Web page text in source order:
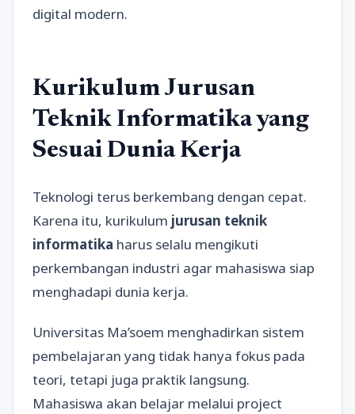
digital modern.
Kurikulum Jurusan
Teknik Informatika yang
Sesuai Dunia Kerja
Teknologi terus berkembang dengan cepat.
Karena itu, kurikulum jurusan teknik
informatika harus selalu mengikuti
perkembangan industri agar mahasiswa siap
menghadapi dunia kerja.
Universitas Ma’soem menghadirkan sistem
pembelajaran yang tidak hanya fokus pada
teori, tetapi juga praktik langsung.
Mahasiswa akan belajar melalui project